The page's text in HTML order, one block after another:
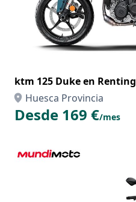
ktm 125 Duke en Renting
Huesca Provincia
Desde 169 €/mes